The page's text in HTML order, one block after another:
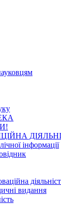
інформації
видання